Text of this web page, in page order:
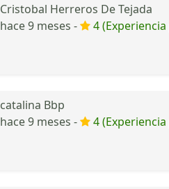
Cristobal Herreros De Tejada
hace 9 meses -
4
catalina Bbp
hace 9 meses -
4